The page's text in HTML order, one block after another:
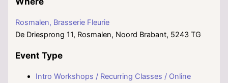
Rosmalen, Brasserie Fleurie
De Driesprong 11, Rosmalen, Noord Brabant, 5243 TG
Event Type
Intro Workshops / Recurring Classes / Online